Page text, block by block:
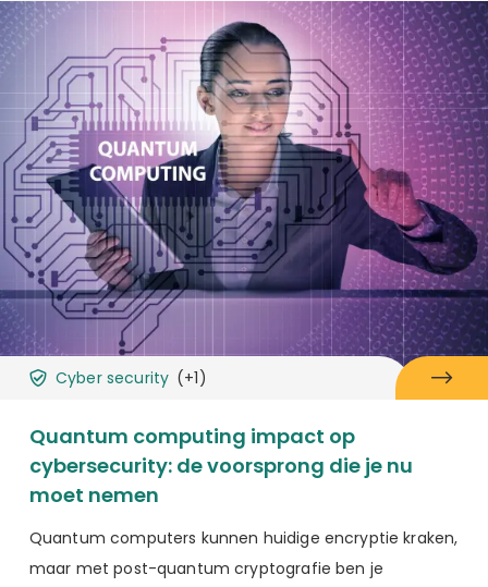
Cyber security (+1)
Quantum computing impact op
cybersecurity: de voorsprong die je nu
moet nemen
Quantum computers kunnen huidige encryptie kraken,
maar met post-quantum cryptografie ben je